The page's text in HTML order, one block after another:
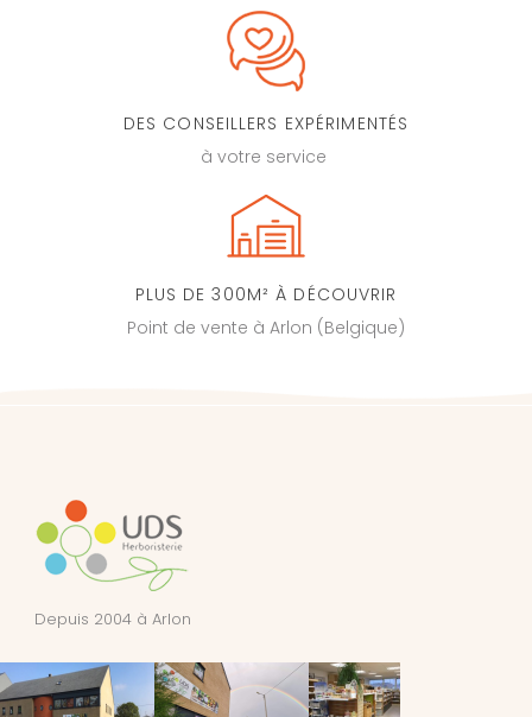
DES CONSEILLERS EXPÉRIMENTÉS
à votre service
PLUS DE 300M² À DÉCOUVRIR
Point de vente à Arlon (Belgique)
Depuis 2004 à Arlon